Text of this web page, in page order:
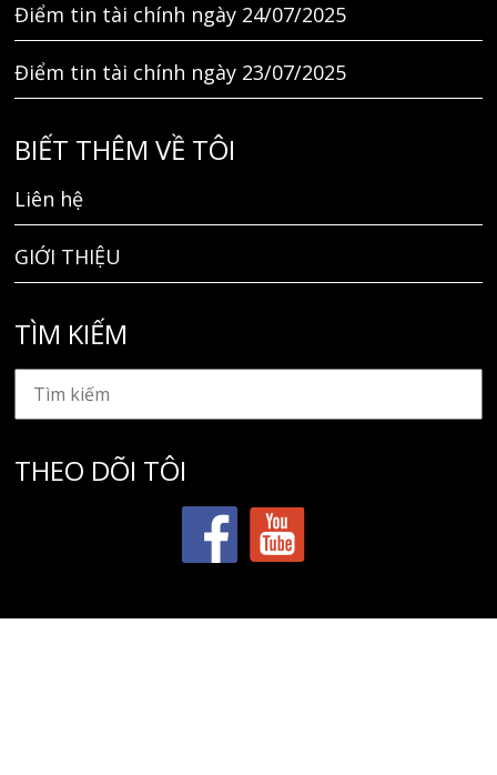
Điểm tin tài chính ngày 24/07/2025
Điểm tin tài chính ngày 23/07/2025
BIẾT THÊM VỀ TÔI
Liên hệ
GIỚI THIỆU
TÌM KIẾM
THEO DÕI TÔI